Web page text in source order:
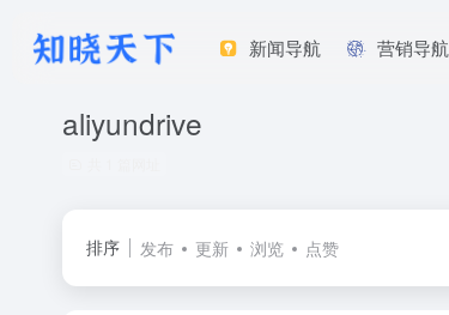
新闻导航 营销导航
aliyundrive
排序 发布 更新 浏览 点赞